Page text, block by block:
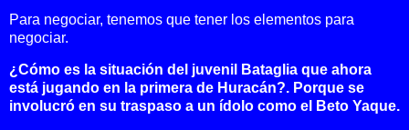
Para negociar, tenemos que tener los elementos para
negociar.
¿Cómo es la situación del juvenil Bataglia que ahora
está jugando en la primera de Huracán?. Porque se
involucró en su traspaso a un ídolo como el Beto Yaque.